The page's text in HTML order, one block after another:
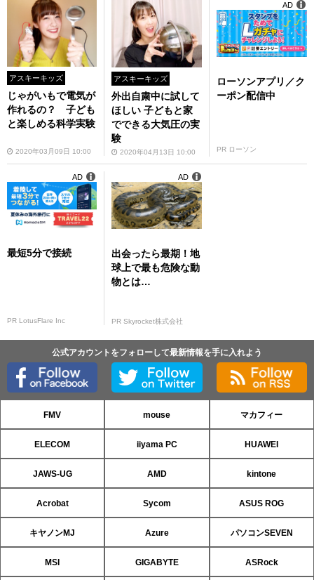
アスキーキッズ
じゃがいもで電気が
作れるの？ 子ども
と楽しめる科学実験
2020年03月09日 10:00
アスキーキッズ
外出自粛中に試して
ほしい 子どもと家
でできる大気圧の実
験
2020年04月13日 10:00
ローソンアプリ／ク
ーポン配信中
PR ローソン
AD
最短5分で接続
PR LotusFlare Inc
AD
出会ったら最期！地
球上で最も危険な動
物とは…
PR Skyrocket株式会社
AD
公式アカウントをフォローして最新情報を手に入れよう
FMV mouse マカフィー
ELECOM iiyama PC HUAWEI
JAWS-UG AMD kintone
Acrobat Sycom ASUS ROG
キヤノンMJ Azure パソコンSEVEN
MSI GIGABYTE ASRock